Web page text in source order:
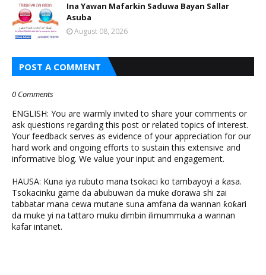
Ina Yawan Mafarkin Saduwa Bayan Sallar
Asuba
August 08, 2026
POST A COMMENT
0 Comments
ENGLISH: You are warmly invited to share your comments or
ask questions regarding this post or related topics of interest.
Your feedback serves as evidence of your appreciation for our
hard work and ongoing efforts to sustain this extensive and
informative blog. We value your input and engagement.
HAUSA: Kuna iya rubuto mana tsokaci ko tambayoyi a ƙasa.
Tsokacinku game da abubuwan da muke ɗorawa shi zai
tabbatar mana cewa mutane suna amfana da wannan ƙoƙari
da muke yi na tattaro muku ɗimbin ilimummuka a wannan
kafar intanet.